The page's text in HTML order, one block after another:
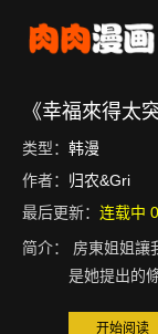
《幸福來得太
类型： 韩漫
作者： 归农&Gri
最后更新： 连载中
简介：
房東姐姐讓
是她提出的
开始阅读